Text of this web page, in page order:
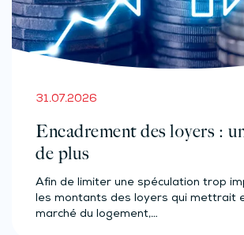
31.07.2026
Encadrement des loyers :
de plus
Afin de limiter une spéculation trop
les montants des loyers qui mettrait
marché du logement,…